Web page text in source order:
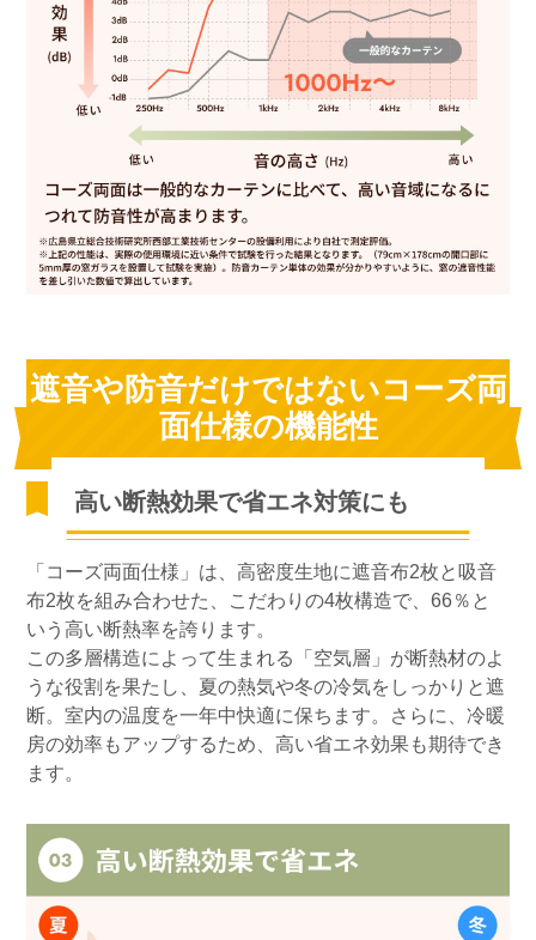
遮音や防音だけではないコーズ両
面仕様の機能性
高い断熱効果で省エネ対策にも
「コーズ両面仕様」は、高密度生地に遮音布2枚と吸音
布2枚を組み合わせた、こだわりの4枚構造で、66％と
いう高い断熱率を誇ります。
この多層構造によって生まれる「空気層」が断熱材のよ
うな役割を果たし、夏の熱気や冬の冷気をしっかりと遮
断。室内の温度を一年中快適に保ちます。さらに、冷暖
房の効率もアップするため、高い省エネ効果も期待でき
ます。